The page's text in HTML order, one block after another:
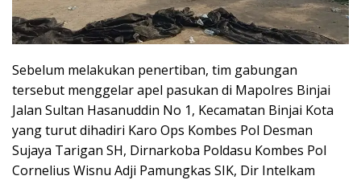
Sebelum melakukan penertiban, tim gabungan
tersebut menggelar apel pasukan di Mapolres Binjai
Jalan Sultan Hasanuddin No 1, Kecamatan Binjai Kota
yang turut dihadiri Karo Ops Kombes Pol Desman
Sujaya Tarigan SH, Dirnarkoba Poldasu Kombes Pol
Cornelius Wisnu Adji Pamungkas SIK, Dir Intelkam